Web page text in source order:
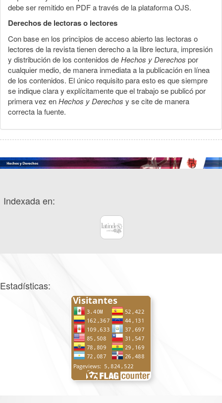
debe ser remitido en PDF a través de la plataforma OJS.
Derechos de lectoras o lectores
Con base en los principios de acceso abierto las lectoras o
lectores de la revista tienen derecho a la libre lectura, impresión
y distribución de los contenidos deHechos y Derechos por
cualquier medio, de manera inmediata a la publicación en línea
de los contenidos. El único requisito para esto es que siempre
se indique clara y explícitamente que el trabajo se publicó por
primera vez enHechos y Derechos y se cite de manera
correcta la fuente.
Indexada en:
Estadísticas: